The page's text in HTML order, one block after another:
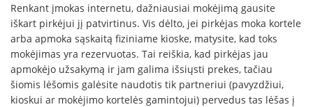
Renkant įmokas internetu, dažniausiai mokėjimą gausite
iškart pirkėjui jį patvirtinus. Vis dėlto, jei pirkėjas moka kortele
arba apmoka sąskaitą fiziniame kioske, matysite, kad toks
mokėjimas yra rezervuotas. Tai reiškia, kad pirkėjas jau
apmokėjo užsakymą ir jam galima išsiųsti prekes, tačiau
šiomis lėšomis galėsite naudotis tik partneriui (pavyzdžiui,
kioskui ar mokėjimo kortelės gamintojui) pervedus tas lėšas į